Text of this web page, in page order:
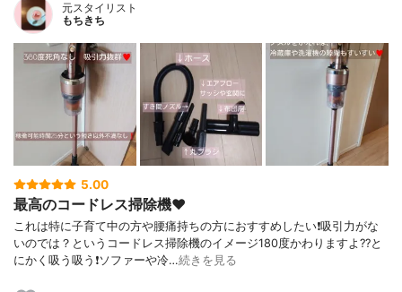
元スタイリスト
もちきち
5.00
最高のコードレス掃除機♥️
これは特に子育て中の方や腰痛持ちの方におすすめしたい❗吸引力がな
いのでは？というコードレス掃除機のイメージ180度かわりますよ??と
にかく吸う吸う❗ソファーや冷…続きを見る